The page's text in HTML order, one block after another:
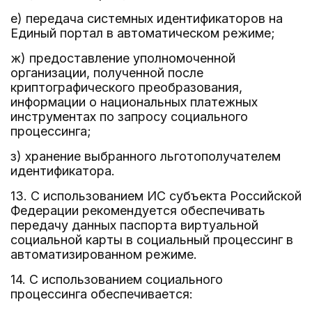
е) передача системных идентификаторов на
Единый портал в автоматическом режиме;
ж) предоставление уполномоченной
организации, полученной после
криптографического преобразования,
информации о национальных платежных
инструментах по запросу социального
процессинга;
з) хранение выбранного льготополучателем
идентификатора.
13. С использованием ИС субъекта Российской
Федерации рекомендуется обеспечивать
передачу данных паспорта виртуальной
социальной карты в социальный процессинг в
автоматизированном режиме.
14. С использованием социального
процессинга обеспечивается: